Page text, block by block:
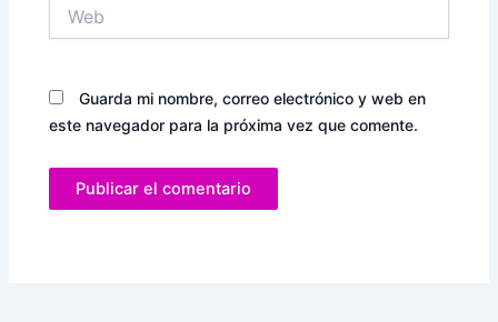
Guarda mi nombre, correo electrónico y web en
este navegador para la próxima vez que comente.